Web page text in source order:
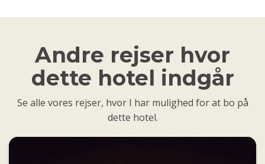
Andre rejser hvor
dette hotel indgår
Se alle vores rejser, hvor I har mulighed for at bo på
dette hotel.